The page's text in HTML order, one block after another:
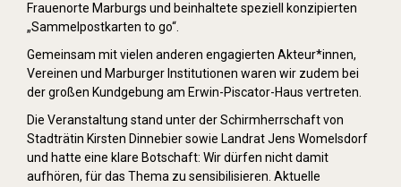
Frauenorte Marburgs und beinhaltete speziell konzipierten
„Sammelpostkarten to go“.
Gemeinsam mit vielen anderen engagierten Akteur*innen,
Vereinen und Marburger Institutionen waren wir zudem bei
der großen Kundgebung am Erwin-Piscator-Haus vertreten.
Die Veranstaltung stand unter der Schirmherrschaft von
Stadträtin Kirsten Dinnebier sowie Landrat Jens Womelsdorf
und hatte eine klare Botschaft: Wir dürfen nicht damit
aufhören, für das Thema zu sensibilisieren. Aktuelle